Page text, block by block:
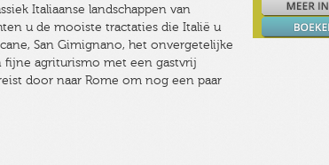
Italiaanse landschappen van
u de mooiste tractaties die Italië u
San Gimignano, het onvergetelijke
agriturismo met een gastvrij
door naar Rome om nog een paar